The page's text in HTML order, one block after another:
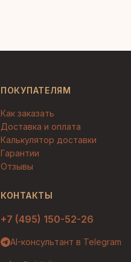
ПОКУПАТЕЛЯМ
Как заказать
Доставка и оплата
Калькулятор доставки
Гарантии
Отзывы
КОНТАКТЫ
+7 (495) 150-52-26
AI-консультант в Telegram